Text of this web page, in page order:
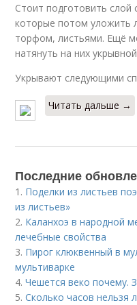
Стоит подготовить слой
которые потом уложить
торфом, листьями. Ещё
натянуть на них
Укрывают следующими
Читать дальше →
Последние
1. Поделки из листьев
из листьев»
2. Каланхоэ в народной
лечебные свойства
3. Пирог клюквенный в
мультиварке
4.Чешется веко почему.
5.Сколько часов нельзя